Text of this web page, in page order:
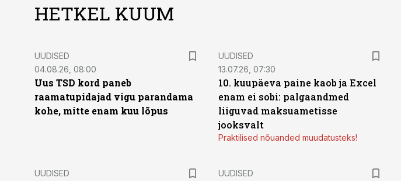
HETKEL KUUM
UUDISED
04.08.26, 08:00
Uus TSD kord paneb
raamatupidajad vigu parandama
kohe, mitte enam kuu lõpus
UUDISED
13.07.26, 07:30
10. kuupäeva paine kaob ja Excel
enam ei sobi: palgaandmed
liiguvad maksuametisse
jooksvalt
Praktilised nõuanded muudatusteks!
UUDISED
UUDISED